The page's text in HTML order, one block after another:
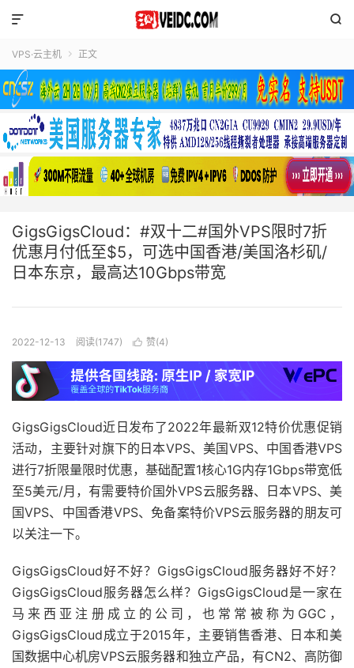


VPS·云主机  正文
GigsGigsCloud：#双十二#国外VPS限时7折
优惠月付低至$5，可选中国香港/美国洛杉矶/
日本东京，最高达10Gbps带宽
2022-12-13 阅读(1747)  赞(4)
GigsGigsCloud近日发布了2022年最新双12特价优惠促销
活动，主要针对旗下的日本VPS、美国VPS、中国香港VPS
进行7折限量限时优惠，基础配置1核心1G内存1Gbps带宽低
至5美元/月，有需要特价国外VPS云服务器、日本VPS、美
国VPS、中国香港VPS、免备案特价VPS云服务器的朋友可
以关注一下。
GigsGigsCloud好不好？GigsGigsCloud服务器好不好？
GigsGigsCloud服务器怎么样？GigsGigsCloud是一家在
马来西亚注册成立的公司，也常常被称为GGC，
GigsGigsCloud成立于2015年，主要销售香港、日本和美
国数据中心机房VPS云服务器和独立产品，有CN2、高防御